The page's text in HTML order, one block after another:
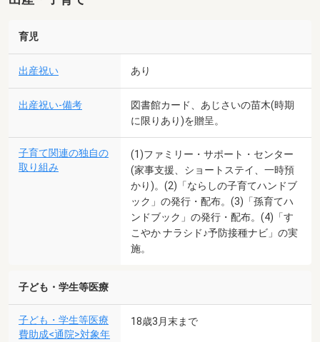
育児
出産祝い あり
出産祝い-備考
図書館カード、あじさいの苗木(時期
に限りあり)を贈呈。
子育て関連の独自の
取り組み
(1)ファミリー・サポート・センター
(家事支援、ショートステイ、一時預
かり)。(2)「ならしの子育てハンドブ
ック」の発行・配布。(3)「孫育てハ
ンドブック」の発行・配布。(4)「す
こやか ナラシド♪予防接種ナビ」の実
施。
子ども・学生等医療
子ども・学生等医療
費助成<通院>対象年
18歳3月末まで